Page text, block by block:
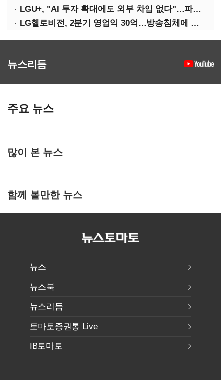
LGU+, "AI 투자 확대에도 외부 차입 없다"…파주 AIDC 수익성 자신
LG헬로비전, 2분기 영업익 30억…방송침체에 교육용 단말 시장도 축소
뉴스리듬
주요 뉴스
많이 본 뉴스
함께 볼만한 뉴스
뉴스
뉴스북
뉴스리듬
토마토증권통 Live
IB토마토